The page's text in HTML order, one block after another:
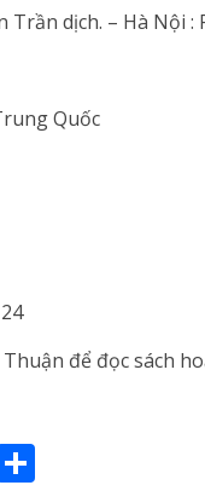
dịch. – Hà Nội :
Quốc
để đọc sách